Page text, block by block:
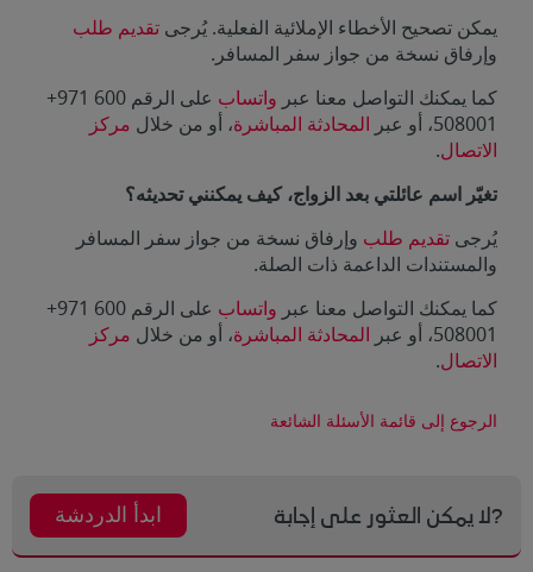
يمكن تصحيح الأخطاء الإملائية الفعلية. يُرجى تقديم طلب
وإرفاق نسخة من جواز سفر المسافر.
كما يمكنك التواصل معنا عبر واتساب على الرقم +971 600
508001، أو عبر المحادثة المباشرة، أو من خلال مركز
الاتصال.
تغيّر اسم عائلتي بعد الزواج، كيف يمكنني تحديثه؟
يُرجى تقديم طلب وإرفاق نسخة من جواز سفر المسافر
والمستندات الداعمة ذات الصلة.
كما يمكنك التواصل معنا عبر واتساب على الرقم +971 600
508001، أو عبر المحادثة المباشرة، أو من خلال مركز
الاتصال.
الرجوع إلى قائمة الأسئلة الشائعة
?لا يمكن العثور على إجابة ابدأ الدردشة